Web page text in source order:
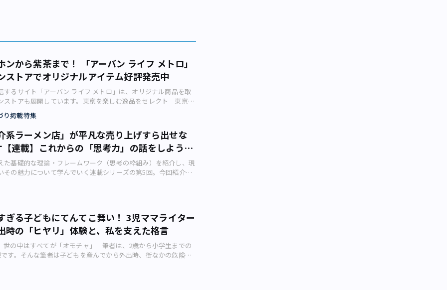
ンから紫茶まで！ 「アーバン ライフ メトロ」
ストアでオリジナルアイテム好評発売中
するサイト「アーバン ライフ メトロ」は、オリジナル商品を取
ストアも展開しています。東京を楽しむ逸品をセレクト 東京に
情報を発信するウェブサイト「アーバン ライフ メトロ」では、
ジナル商品を取りそろえるオンラインもストアも展開していま
イフ メトロ」オンラインストア ストアのコンセプトは、「東
お届けします」。 伝統を育み、人とモノが行き交い、世界に
続ける「東京」を舞台に、豊洲市場（江東区豊洲）のマグロ仲卸
ジキのカレー、地下鉄の車内でも安心して音楽を楽しめる完全ワ
導イヤホンなど、ULMがセレクト・開発した“面白い”逸品を紹介
して2021年7月には、完全無農薬・手摘みで収穫されるプレミ
り掲載特集
系ラーメン店」が平凡な売り上げすら出せな
連載】これからの「思考力」の話をしよう
た基礎的な理論・フレームワーク（思考の枠組み）を紹介し、現
その魅力について学んでいく連載シリーズの第5回。今回紹介す
そうですね」と店主の知人に尋ねると、知人は浮かぬ顔で「ラ
が増えてきましたが、まだまだです。家賃や人件費の負担が重く
質問されました。 魚介系ラーメンのイメージ（画像：写真
系のニューウエーブのラーメンを提供しており、味は本格的で
ぎる子どもにてんてこ舞い！ 3児ママライター
時の「ヒヤリ」体験と、私を支えた格言
世の中はすべてが「オモチャ」 筆者は、2歳から小学生までの
す。そんな筆者は子どもを産んでから外出時、街なかの危険に